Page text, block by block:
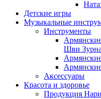
Детские игры
Музыкальные
Инструменты
Шви Зурна
Аксессуары
Красота и здоровье
Продукция